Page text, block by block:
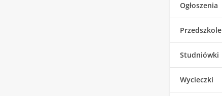
Ogłoszenia
Przedszkole
Studniówki
Wycieczki